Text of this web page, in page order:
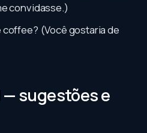
convidasse.)
coffee? (Você gostaria de
— sugestões e